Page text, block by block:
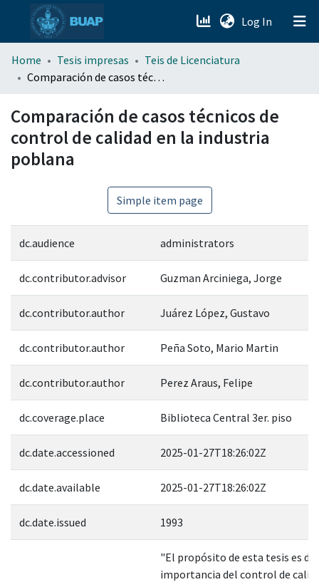
Log In (current)
menu.section.about_menu
Home Tesis impresas
Teis de Licenciatura
Comparación de casos técnicos de control de calidad en la industria poblana
Comparación de casos técnicos de
control de calidad en la industria
poblana
Simple item page
dc.audience administrators
dc.contributor.advisor Guzman Arciniega, Jorge
dc.contributor.author Juárez López, Gustavo
dc.contributor.author Peña Soto, Mario Martin
dc.contributor.author Perez Araus, Felipe
dc.coverage.place Biblioteca Central 3er. piso
dc.date.accessioned 2025-01-27T18:26:02Z
dc.date.available 2025-01-27T18:26:02Z
dc.date.issued 1993
"El propósito de esta tesis es
importancia del control de